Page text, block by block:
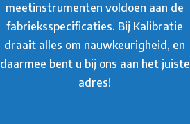
meetinstrumenten voldoen aan de
fabrieksspecificaties. Bij Kalibratie
draait alles om nauwkeurigheid, en
daarmee bent u bij ons aan het juiste
adres!